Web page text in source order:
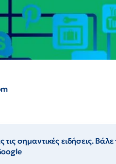
σημαντικές ειδήσεις.